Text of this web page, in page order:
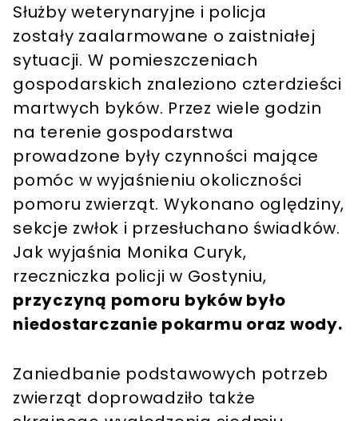
Służby weterynaryjne i policja
zostały zaalarmowane o zaistniałej
sytuacji. W pomieszczeniach
gospodarskich znaleziono czterdzieści
martwych byków. Przez wiele godzin
na terenie gospodarstwa
prowadzone były czynności mające
pomóc w wyjaśnieniu okoliczności
pomoru zwierząt. Wykonano oględziny,
sekcje zwłok i przesłuchano świadków.
Jak wyjaśnia Monika Curyk,
rzeczniczka policji w Gostyniu,
przyczyną pomoru byków było
niedostarczanie pokarmu oraz wody.
Zaniedbanie podstawowych potrzeb
zwierząt doprowadziło także